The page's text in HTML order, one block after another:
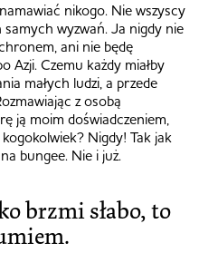
nikogo. Nie wszyscy
wyzwań. Ja nigdy nie
ani nie będę
Azji. Czemu każdy miałby
małych ludzi, a przede
z osobą
ją moim doświadczeniem,
Nigdy! Tak jak
bungee. Nie i już.
brzmi słabo, to